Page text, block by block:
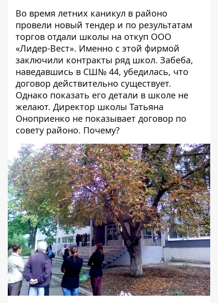
Во время летних каникул в районо
провели новый тендер и по результатам
торгов отдали школы на откуп ООО
«Лидер-Вест». Именно с этой фирмой
заключили контракты ряд школ. Забеба,
наведавшись в СШ№ 44, убедилась, что
договор действительно существует.
Однако показать его детали в школе не
желают. Директор школы Татьяна
Оноприенко не показывает договор по
совету районо. Почему?